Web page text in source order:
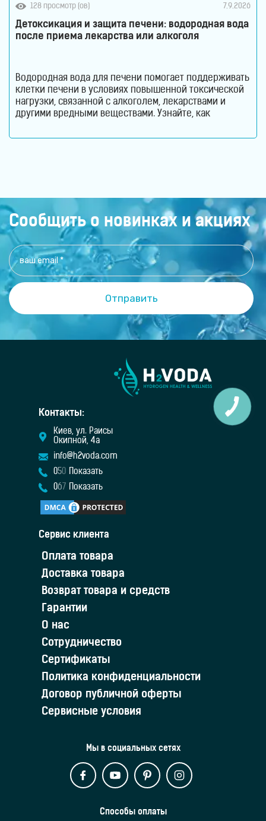
128 просмотр (ов) 7.9.2026
Детоксикация и защита печени: водородная вода
после приема лекарства или алкоголя
Водородная вода для печени помогает поддерживать
клетки печени в условиях повышенной токсической
нагрузки, связанной с алкоголем, лекарствами и
другими вредными веществами. Узнайте, как
оксидативного стресса и защите гепатоцитов. Печень
Сообщить о новинках и акциях
Контакты:
Киев, ул. Раисы
Окипной, 4а
info@h2voda.com
050
Показать
067 Показать
Сервис клиента
Оплата товара
Доставка товара
Возврат товара и средств
Гарантии
О нас
Сотрудничество
Сертификаты
Политика конфиденциальности
Договор публичной оферты
Сервисные условия
Мы в социальных сетях
Способы оплаты